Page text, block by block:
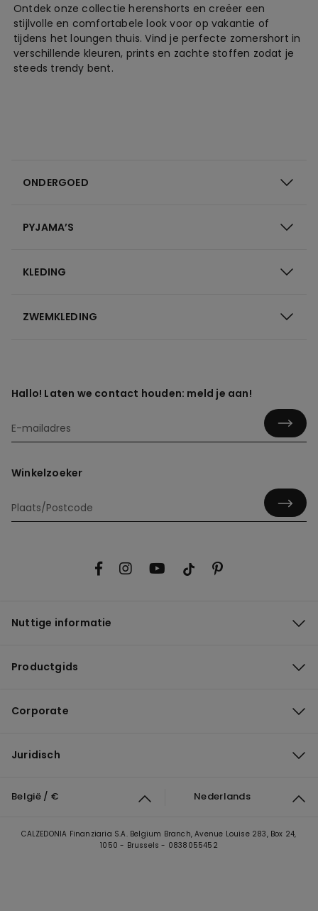
Ontdek onze collectie herenshorts en creëer een
stijlvolle en comfortabele look voor op vakantie of
tijdens het loungen thuis. Vind je perfecte zomershort in
verschillende kleuren, prints en zachte stoffen zodat je
steeds trendy bent.
ONDERGOED
PYJAMA’S
KLEDING
ZWEMKLEDING
Hallo! Laten we contact houden: meld je aan!
Winkelzoeker
Nuttige informatie
Productgids
Corporate
Juridisch
België / € Nederlands
CALZEDONIA Finanziaria S.A. Belgium Branch, Avenue Louise 283, Box 24,
1050 - Brussels - 0838055452